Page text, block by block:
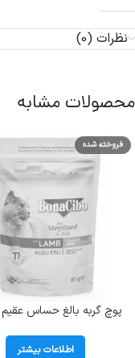
نظرات (0)
محصولات مشابه
فروخته شده
پوچ گربه بالغ حساس
اطلاعات بیشتر